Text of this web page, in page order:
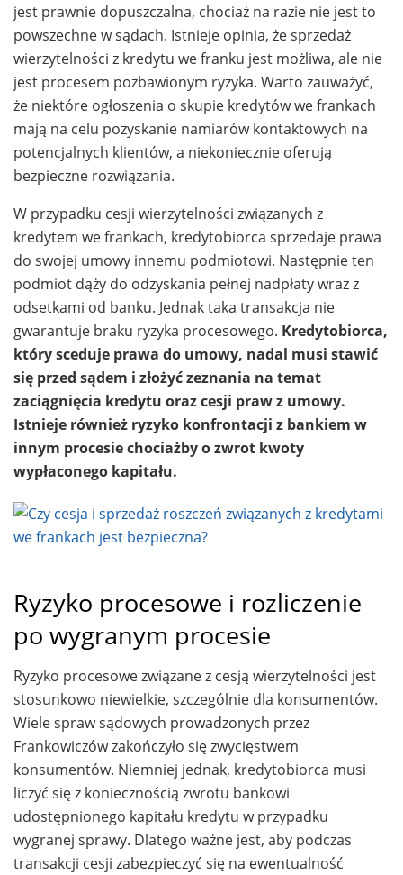
jest prawnie dopuszczalna, chociaż na razie nie jest to
powszechne w sądach. Istnieje opinia, że sprzedaż
wierzytelności z kredytu we franku jest możliwa, ale nie
jest procesem pozbawionym ryzyka. Warto zauważyć,
że niektóre ogłoszenia o skupie kredytów we frankach
mają na celu pozyskanie namiarów kontaktowych na
potencjalnych klientów, a niekoniecznie oferują
bezpieczne rozwiązania.
W przypadku cesji wierzytelności związanych z
kredytem we frankach, kredytobiorca sprzedaje prawa
do swojej umowy innemu podmiotowi. Następnie ten
podmiot dąży do odzyskania pełnej nadpłaty wraz z
odsetkami od banku. Jednak taka transakcja nie
gwarantuje braku ryzyka procesowego. Kredytobiorca,
który sceduje prawa do umowy, nadal musi stawić
się przed sądem i złożyć zeznania na temat
zaciągnięcia kredytu oraz cesji praw z umowy.
Istnieje również ryzyko konfrontacji z bankiem w
innym procesie chociażby o zwrot kwoty
wypłaconego kapitału.
Ryzyko procesowe i rozliczenie
po wygranym procesie
Ryzyko procesowe związane z cesją wierzytelności jest
stosunkowo niewielkie, szczególnie dla konsumentów.
Wiele spraw sądowych prowadzonych przez
Frankowiczów zakończyło się zwycięstwem
konsumentów. Niemniej jednak, kredytobiorca musi
liczyć się z koniecznością zwrotu bankowi
udostępnionego kapitału kredytu w przypadku
wygranej sprawy. Dlatego ważne jest, aby podczas
transakcji cesji zabezpieczyć się na ewentualność